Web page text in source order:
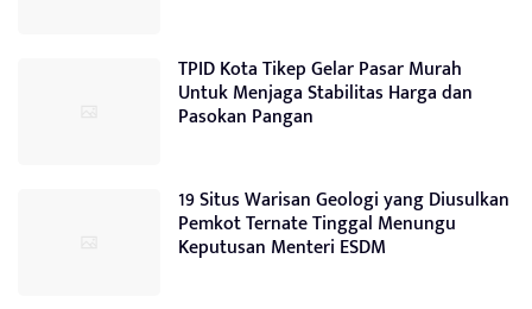
TPID Kota Tikep Gelar Pasar Murah
Untuk Menjaga Stabilitas Harga dan
Pasokan Pangan
19 Situs Warisan Geologi yang Diusulkan
Pemkot Ternate Tinggal Menungu
Keputusan Menteri ESDM